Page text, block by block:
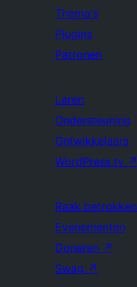
Thema's
Plugins
Patronen
Leren
Ondersteuning
Ontwikkelaars
WordPress.tv ↗
Raak betrokken
Evenementen
Doneren ↗
Swag ↗